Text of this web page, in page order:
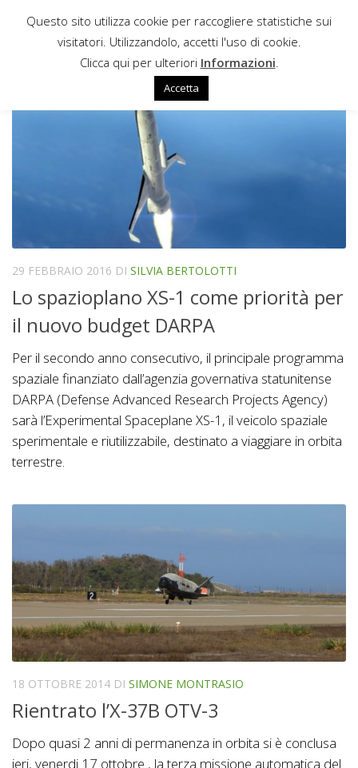
Sotto il contenuto
29 FEBBRAIO 2016 DI SILVIA BERTOLOTTI
Lo spazioplano XS-1 come priorità per
il nuovo budget DARPA
Per il secondo anno consecutivo, il principale programma
spaziale finanziato dall’agenzia governativa statunitense
DARPA (Defense Advanced Research Projects Agency)
sarà l’Experimental Spaceplane XS-1, il veicolo spaziale
sperimentale e riutilizzabile, destinato a viaggiare in orbita
terrestre.
18 OTTOBRE 2014 DI SIMONE MONTRASIO
Rientrato l’X-37B OTV-3
Dopo quasi 2 anni di permanenza in orbita si è conclusa
ieri, venerdi 17 ottobre , la terza missione automatica del
Questo sito utilizza cookie per raccogliere statistiche sui
visitatori. Utilizzandolo, accetti l'uso di cookie.
Clicca qui per ulteriori Informazioni
Accetta